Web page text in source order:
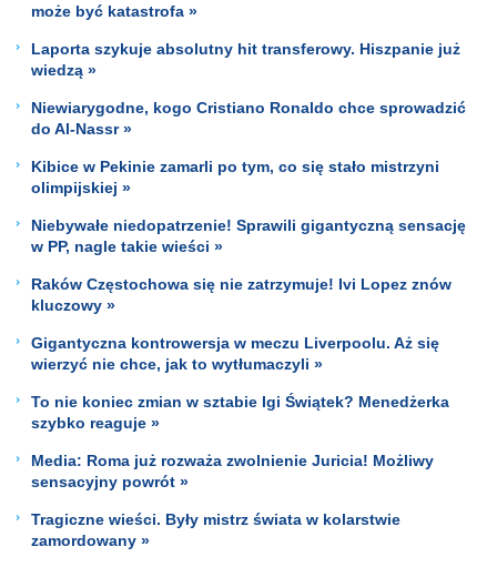
może być katastrofa »
Laporta szykuje absolutny hit transferowy. Hiszpanie już
wiedzą »
Niewiarygodne, kogo Cristiano Ronaldo chce sprowadzić
do Al-Nassr »
Kibice w Pekinie zamarli po tym, co się stało mistrzyni
olimpijskiej »
Niebywałe niedopatrzenie! Sprawili gigantyczną sensację
w PP, nagle takie wieści »
Raków Częstochowa się nie zatrzymuje! Ivi Lopez znów
kluczowy »
Gigantyczna kontrowersja w meczu Liverpoolu. Aż się
wierzyć nie chce, jak to wytłumaczyli »
To nie koniec zmian w sztabie Igi Świątek? Menedżerka
szybko reaguje »
Media: Roma już rozważa zwolnienie Juricia! Możliwy
sensacyjny powrót »
Tragiczne wieści. Były mistrz świata w kolarstwie
zamordowany »